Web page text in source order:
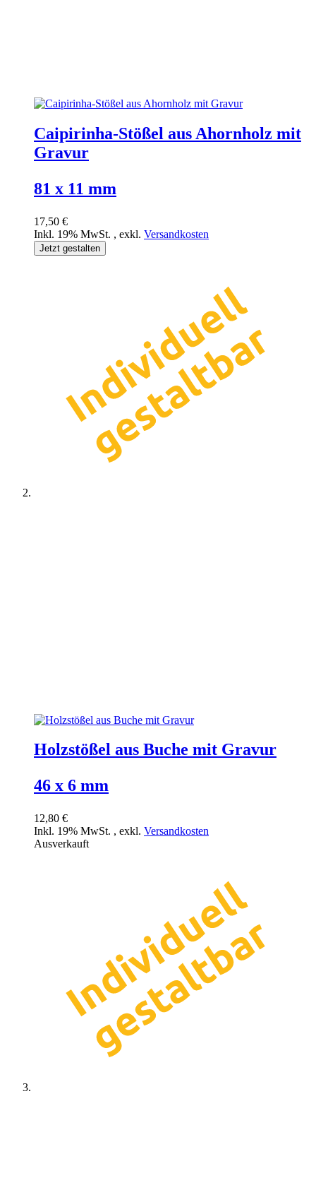
Caipirinha-Stößel aus Ahornholz mit
Gravur
81 x 11 mm
17,50 €
Inkl. 19% MwSt. , exkl. Versandkosten
Jetzt gestalten
Holzstößel aus Buche mit Gravur
46 x 6 mm
12,80 €
Inkl. 19% MwSt. , exkl. Versandkosten
Ausverkauft